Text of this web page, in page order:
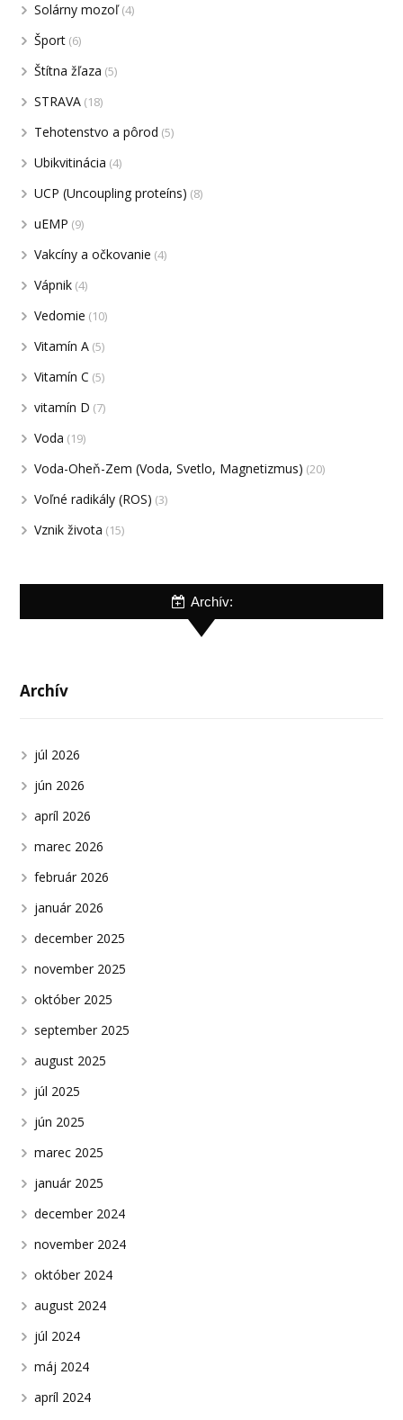
Solárny mozoľ(4)
Šport (6)
Štítna žľaza (5)
STRAVA (18)
Tehotenstvo a pôrod (5)
Ubikvitinácia (4)
UCP (Uncoupling proteíns) (8)
uEMP (9)
Vakcíny a očkovanie (4)
Vápnik (4)
Vedomie (10)
Vitamín A (5)
Vitamín C (5)
vitamín D (7)
Voda (19)
Voda-Oheň-Zem (Voda, Svetlo, Magnetizmus) (20)
Voľné radikály (ROS) (3)
Vznik života (15)
Archív:
Archív
júl 2026
jún 2026
apríl 2026
marec 2026
február 2026
január 2026
december 2025
november 2025
október 2025
september 2025
august 2025
júl 2025
jún 2025
marec 2025
január 2025
december 2024
november 2024
október 2024
august 2024
júl 2024
máj 2024
apríl 2024